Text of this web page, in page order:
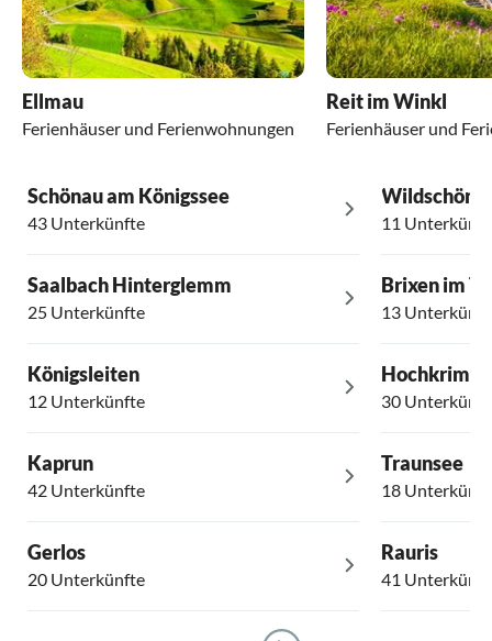
Ellmau
Ferienhäuser und Ferienwohnungen
Reit im Winkl
Ferienhäuser und
Schönau am Königssee
43 Unterkünfte
Saalbach Hinterglemm
25 Unterkünfte
Königsleiten
12 Unterkünfte
Kaprun
42 Unterkünfte
Gerlos
20 Unterkünfte
11
Brixen im
13
Hochkrimml
30
Traunsee
18
Rauris
41